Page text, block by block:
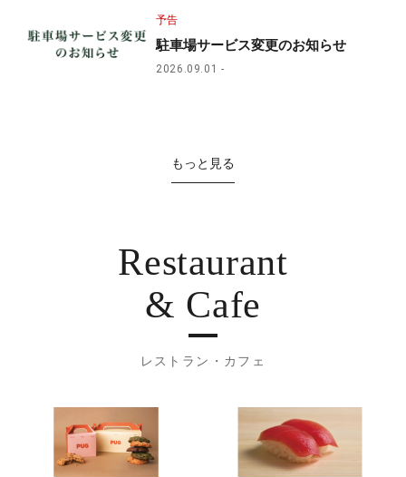
予告
駐車場サービス変更のお知らせ
2026.09.01
もっと見る
Restaurant
& Cafe
レストラン・カフェ